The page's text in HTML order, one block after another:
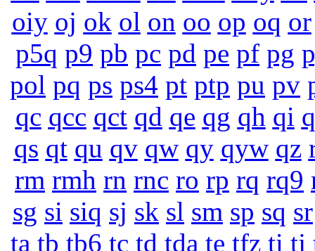
oiy oj ok ol on oo op oq or
p5q p9 pb pc pd pe pf pg
pol pq ps ps4 pt ptp pu pv
qc qcc qct qd qe qg qh qi
qs qt qu qv qw qy qyw qz
rm rmh rn rnc ro rp rq rq9
sg si siq sj sk sl sm sp sq sr
ta tb tb6 tc td tda te tfz ti tj